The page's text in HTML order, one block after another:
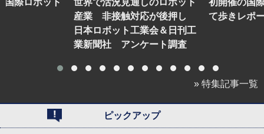
産業 非接触対応が後押し
日本ロボット工業会＆日刊工
業新聞社 アンケート調査
て歩きレポ
» 特集記事一覧
ピックアップ